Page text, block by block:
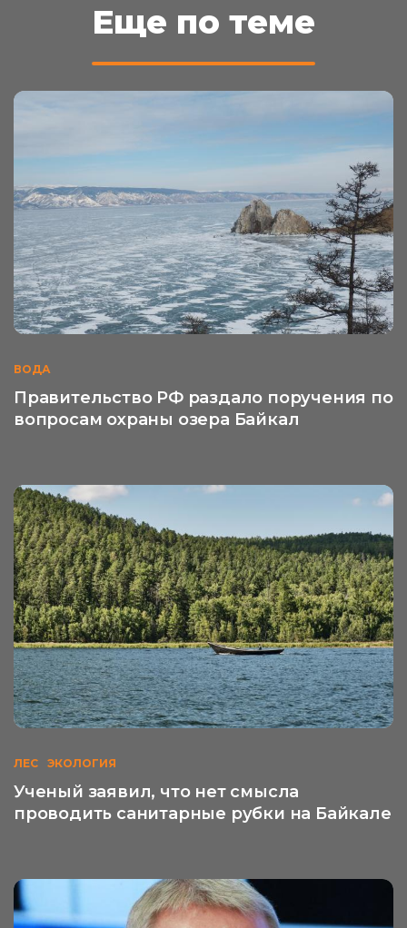
Еще по теме
ВОДА
Правительство РФ раздало поручения по
вопросам охраны озера Байкал
ЛЕС ЭКОЛОГИЯ
Ученый заявил, что нет смысла
проводить санитарные рубки на Байкале